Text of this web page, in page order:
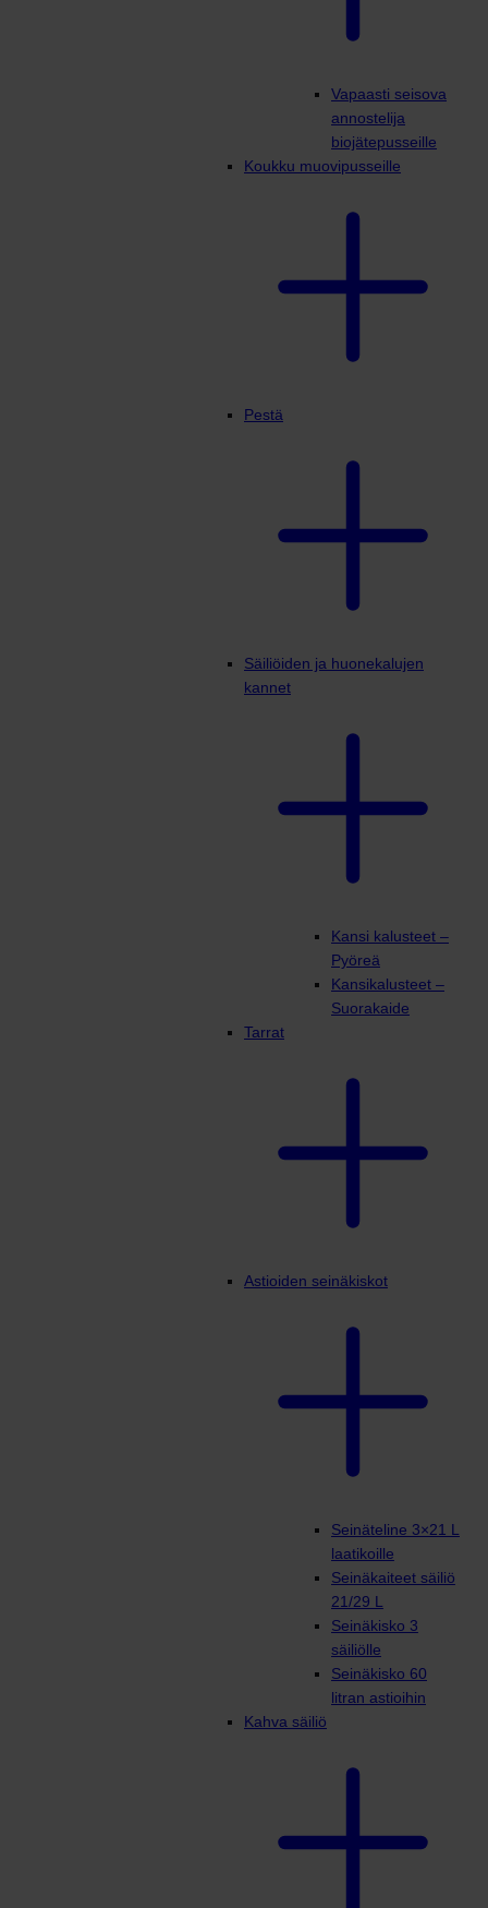
Vapaasti seisova
annostelija
biojätepusseille
Koukku muovipusseille
Pestä
Säiliöiden ja huonekalujen
kannet
Kansi kalusteet –
Pyöreä
Kansikalusteet –
Suorakaide
Tarrat
Astioiden seinäkiskot
Seinäteline 3×21 L
laatikoille
Seinäkaiteet säiliö
21/29 L
Seinäkisko 3
säiliölle
Seinäkisko 60
litran astioihin
Kahva säiliö